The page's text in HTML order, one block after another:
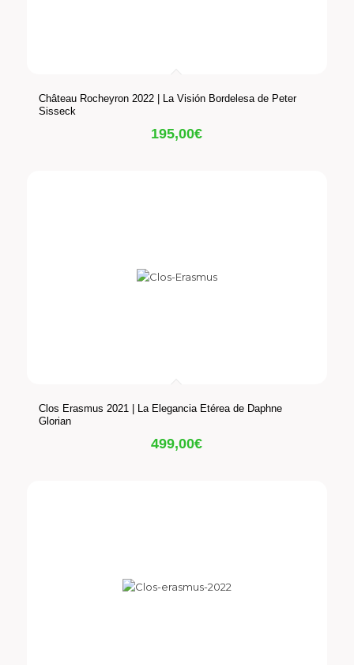
Château Rocheyron 2022 | La Visión Bordelesa de Peter
Sisseck
195,00€
Clos Erasmus 2021 | La Elegancia Etérea de Daphne
Glorian
499,00€